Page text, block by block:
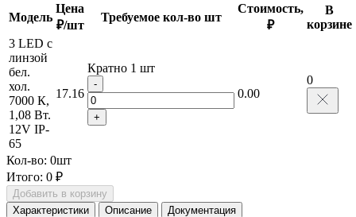
Модель
Цена
₽/шт
Требуемое кол-во шт
Стоимость,
₽
В
корзине
3 LED с
линзой
бел.
хол.
7000 К,
1,08 Вт.
12V IP-
65
17.16
Кратно 1 шт
-
+
0.00
0
Кол-во: 0шт
Итого: 0 ₽
Добавить в корзину
Характеристики
Описание Документация